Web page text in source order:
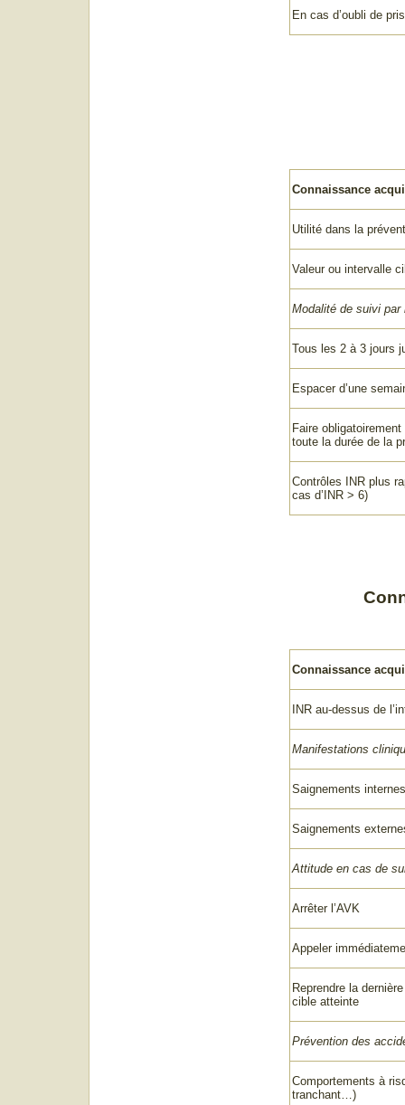
En cas d’oubli de
Connaissance
Utilité dans la
Valeur ou intervalle
Modalité de suivi par
Tous les 2 à 3 jours
Espacer d’une
Faire
toute la durée de la
Contrôles INR plus
cas d’INR > 6)
Connaissance
INR au-dessus de
Manifestations
Saignements
Saignements
Attitude en cas de
Arrêter l’AVK
Appeler
Reprendre la
cible atteinte
Prévention des
Comportements à
tranchant…)